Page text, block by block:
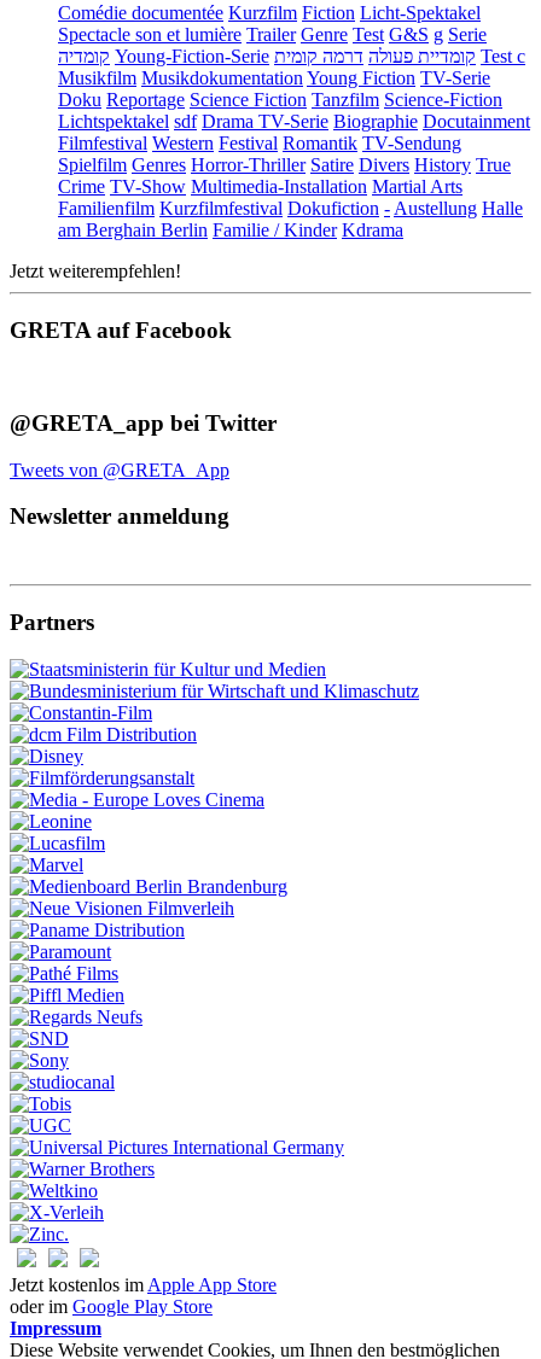
Comédie documentée Kurzfilm Fiction Licht-Spektakel
Spectacle son et lumière Trailer Genre Test G&S g Serie
קומדיה Young-Fiction-Serie קומדיית פעולה דרמה קומית
Test c
Musikfilm Musikdokumentation Young Fiction TV-Serie
Doku Reportage Science Fiction Tanzfilm Science-Fiction
Lichtspektakel sdf Drama TV-Serie Biographie Docutainment
Filmfestival Western Festival Romantik TV-Sendung
Spielfilm Genres Horror-Thriller Satire Divers History True
Crime TV-Show Multimedia-Installation Martial Arts
Familienfilm Kurzfilmfestival Dokufiction - Austellung Halle
am Berghain Berlin Familie / Kinder Kdrama
Jetzt weiterempfehlen!
GRETA auf Facebook
@GRETA_app bei Twitter
Tweets von @GRETA_App
Newsletter anmeldung
Partners
Jetzt kostenlos im Apple App Store
oder im Google Play Store
Impressum
Diese Website verwendet Cookies, um Ihnen den bestmöglichen